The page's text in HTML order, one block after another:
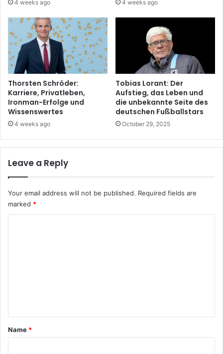
4 weeks ago 4 weeks ago
Thorsten Schröder:
Karriere, Privatleben,
Ironman-Erfolge und
Wissenswertes
4 weeks ago
Tobias Lorant: Der
Aufstieg, das Leben und
die unbekannte Seite des
deutschen Fußballstars
October 29, 2025
Leave a Reply
Your email address will not be published. Required fields are
marked *
*
Name *